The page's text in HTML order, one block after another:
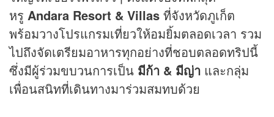
หรู Andara Resort & Villas ที่จังหวัดภูเก็ต
พร้อมวางโปรแกรมเที่ยวให้อมยิ้มตลอดเวลา รวม
ไปถึงจัดเตรียมอาหารทุกอย่างที่ชอบตลอดทริปนี้
ซึ่งมีผู้ร่วมขบวนการเป็น มีก้า & มีญ่า และกลุ่ม
เพื่อนสนิทที่เดินทางมาร่วมสมทบด้วย